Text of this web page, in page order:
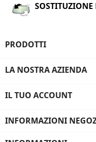
SOSTITUZIONE
PRODOTTI
LA NOSTRA AZIENDA
IL TUO ACCOUNT
INFORMAZIONI